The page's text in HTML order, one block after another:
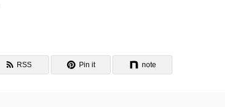
RSS Pin it note